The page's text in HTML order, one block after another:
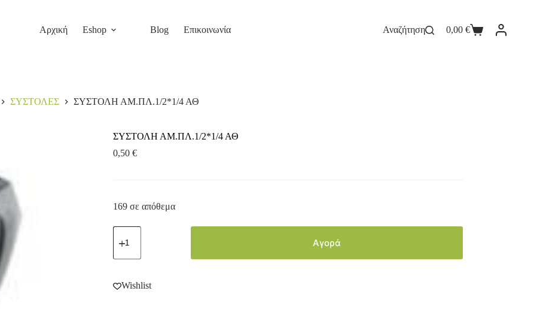
Αρχική Eshop Blog Επικοινωνία Αναζήτηση 0,00 €
ΣΥΣΤΟΛΕΣ ΣΥΣΤΟΛΗ ΑΜ.ΠΛ.1/2*1/4 ΑΘ
ΣΥΣΤΟΛΗ ΑΜ.ΠΛ.1/2*1/4 ΑΘ
0,50 €
169 σε απόθεμα
Αγορά
Wishlist